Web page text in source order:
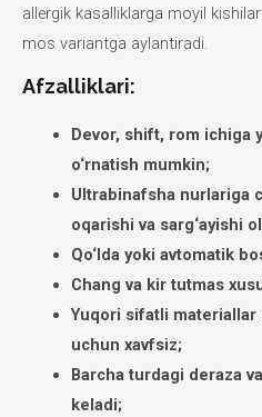
allergik kasalliklarga moyil
mos variantga aylantiradi.
Afzalliklari:
Devor, shift, rom ichiga
o‘rnatish mumkin;
Ultrabinafsha nurlariga
oqarishi va sarg‘ayishi
Qo‘lda yoki avtomatik
Chang va kir tutmas
Yuqori sifatli
uchun xavfsiz;
Barcha turdagi deraza
keladi;